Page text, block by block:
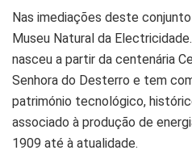
Nas imediações deste
Museu Natural da
nasceu a partir da centenária
Senhora do Desterro e tem
património tecnológico,
associado à produção de
1909 até à atualidade.